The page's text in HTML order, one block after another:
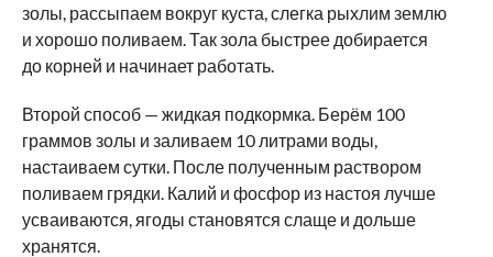
золы, рассыпаем вокруг куста, слегка рыхлим землю
и хорошо поливаем. Так зола быстрее добирается
до корней и начинает работать.
Второй способ — жидкая подкормка. Берём 100
граммов золы и заливаем 10 литрами воды,
настаиваем сутки. После полученным раствором
поливаем грядки. Калий и фосфор из настоя лучше
усваиваются, ягоды становятся слаще и дольше
хранятся.